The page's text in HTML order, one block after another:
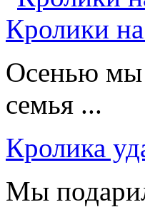
Кролики
Осенью мы
семья ...
Кролика
Мы